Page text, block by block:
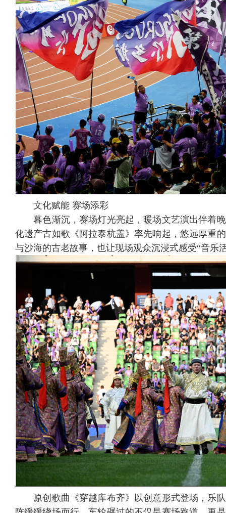
文化赋能 赛场添彩
暮色渐沉，赛场灯光亮起，暖场文艺演出伴着晚
化遗产古如歌《阿拉泰杭盖》率先响起，悠远厚重
与沙海的古老故事，也让现场观众沉浸式感受“音乐
原创歌曲《穿越库布齐》以创意形式登场，乐队